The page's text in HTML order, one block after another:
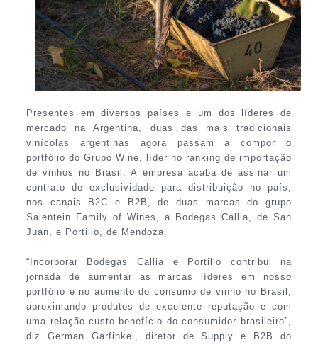
Presentes em diversos países e um dos líderes de
mercado na Argentina, duas das mais tradicionais
vinícolas argentinas agora passam a compor o
portfólio do Grupo Wine, líder no ranking de importação
de vinhos no Brasil. A empresa acaba de assinar um
contrato de exclusividade para distribuição no país,
nos canais B2C e B2B, de duas marcas do grupo
Salentein Family of Wines, a Bodegas Callia, de San
Juan, e Portillo, de Mendoza.
“Incorporar Bodegas Callia e Portillo contribui na
jornada de aumentar as marcas líderes em nosso
portfólio e no aumento do consumo de vinho no Brasil,
aproximando produtos de excelente reputação e com
uma relação custo-benefício do consumidor brasileiro”,
diz German Garfinkel, diretor de Supply e B2B do